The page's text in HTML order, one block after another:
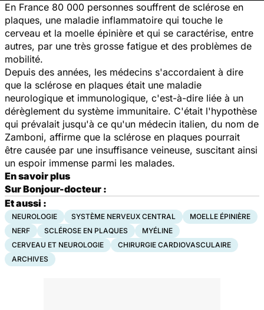
En France 80 000 personnes souffrent de sclérose en
plaques, une maladie inflammatoire qui touche le
cerveau et la moelle épinière et qui se caractérise, entre
autres, par une très grosse fatigue et des problèmes de
mobilité.
Depuis des années, les médecins s'accordaient à dire
que la sclérose en plaques était une maladie
neurologique et immunologique, c'est-à-dire liée à un
dérèglement du système immunitaire. C'était l'hypothèse
qui prévalait jusqu'à ce qu'un médecin italien, du nom de
Zamboni, affirme que la sclérose en plaques pourrait
être causée par une insuffisance veineuse, suscitant ainsi
un espoir immense parmi les malades.
En savoir plus
Sur Bonjour-docteur :
Et aussi :
NEUROLOGIE SYSTÈME NERVEUX CENTRAL
MOELLE ÉPINIÈRE
NERF
SCLÉROSE EN PLAQUES
MYÉLINE
CERVEAU ET NEUROLOGIE
CHIRURGIE CARDIOVASCULAIRE
ARCHIVES